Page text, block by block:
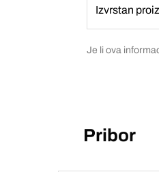
Izvrstan
Je li ova
Pribor